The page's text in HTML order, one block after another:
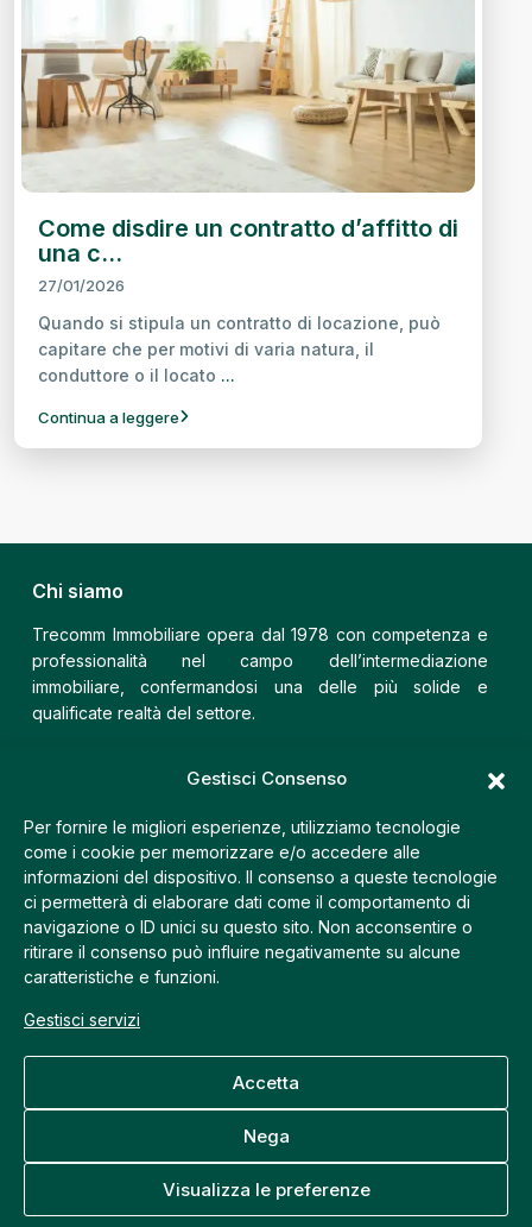
Gestisci Consenso
Per fornire le migliori esperienze, utilizziamo tecnologie
come i cookie per memorizzare e/o accedere alle
informazioni del dispositivo. Il consenso a queste tecnologie
ci permetterà di elaborare dati come il comportamento di
navigazione o ID unici su questo sito. Non acconsentire o
ritirare il consenso può influire negativamente su alcune
caratteristiche e funzioni.
Gestisci servizi
Accetta
Nega
Visualizza le preferenze
Come disdire un contratto d’affitto di
una c...
27/01/2026
Quando si stipula un contratto di locazione, può
capitare che per motivi di varia natura, il
conduttore o il locato ...
Continua a leggere
Chi siamo
Trecomm Immobiliare opera dal 1978 con competenza e
professionalità nel campo dell’intermediazione
immobiliare, confermandosi una delle più solide e
qualificate realtà del settore.
Via Postumia, 9 – 31100 Treviso (TV)
+39 335 7460196
+39 0422 410210
info@trecomm.it
Trecomm Centro
+39 335 7460196
+39 0422 423388
©2026 Trecomm di Giuseppe Bortolanza. Tutti i diritti
riservati. P.IVA 04832750261